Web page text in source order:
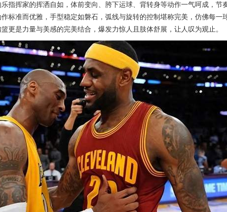
指挥家的挥洒自如，体前变向、胯下运球、背转身等动作一气呵成，节
标准而优雅，手型稳定如磐石，弧线与旋转的控制堪称完美，仿佛每一
更是力量与美感的完美结合，爆发力惊人且肢体舒展，让人叹为观止。